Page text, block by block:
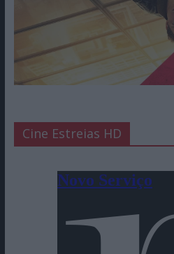
Cine Estreias HD